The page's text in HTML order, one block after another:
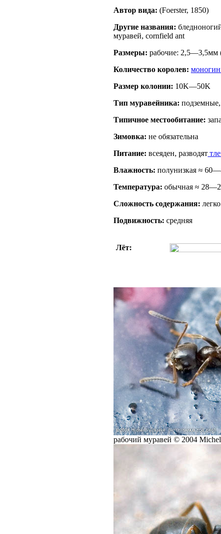
Автор вида: (Foerster, 1850)
Другие названия:
муравей, cornfield ant
Размеры: рабочие: 2,5—3,5мм
Количество королев:
Размер кoлонии: 10K—50K
Тип муравейника:
Типичное местообитание:
Зимовка: не обязательна
Питание: всеяден, разводят
Влажность: полунизкая ≈
Температура: обычная ≈
Сложность содержания: легко
Подвижность: средняя
Лёт:
рабочий муравей © 2004